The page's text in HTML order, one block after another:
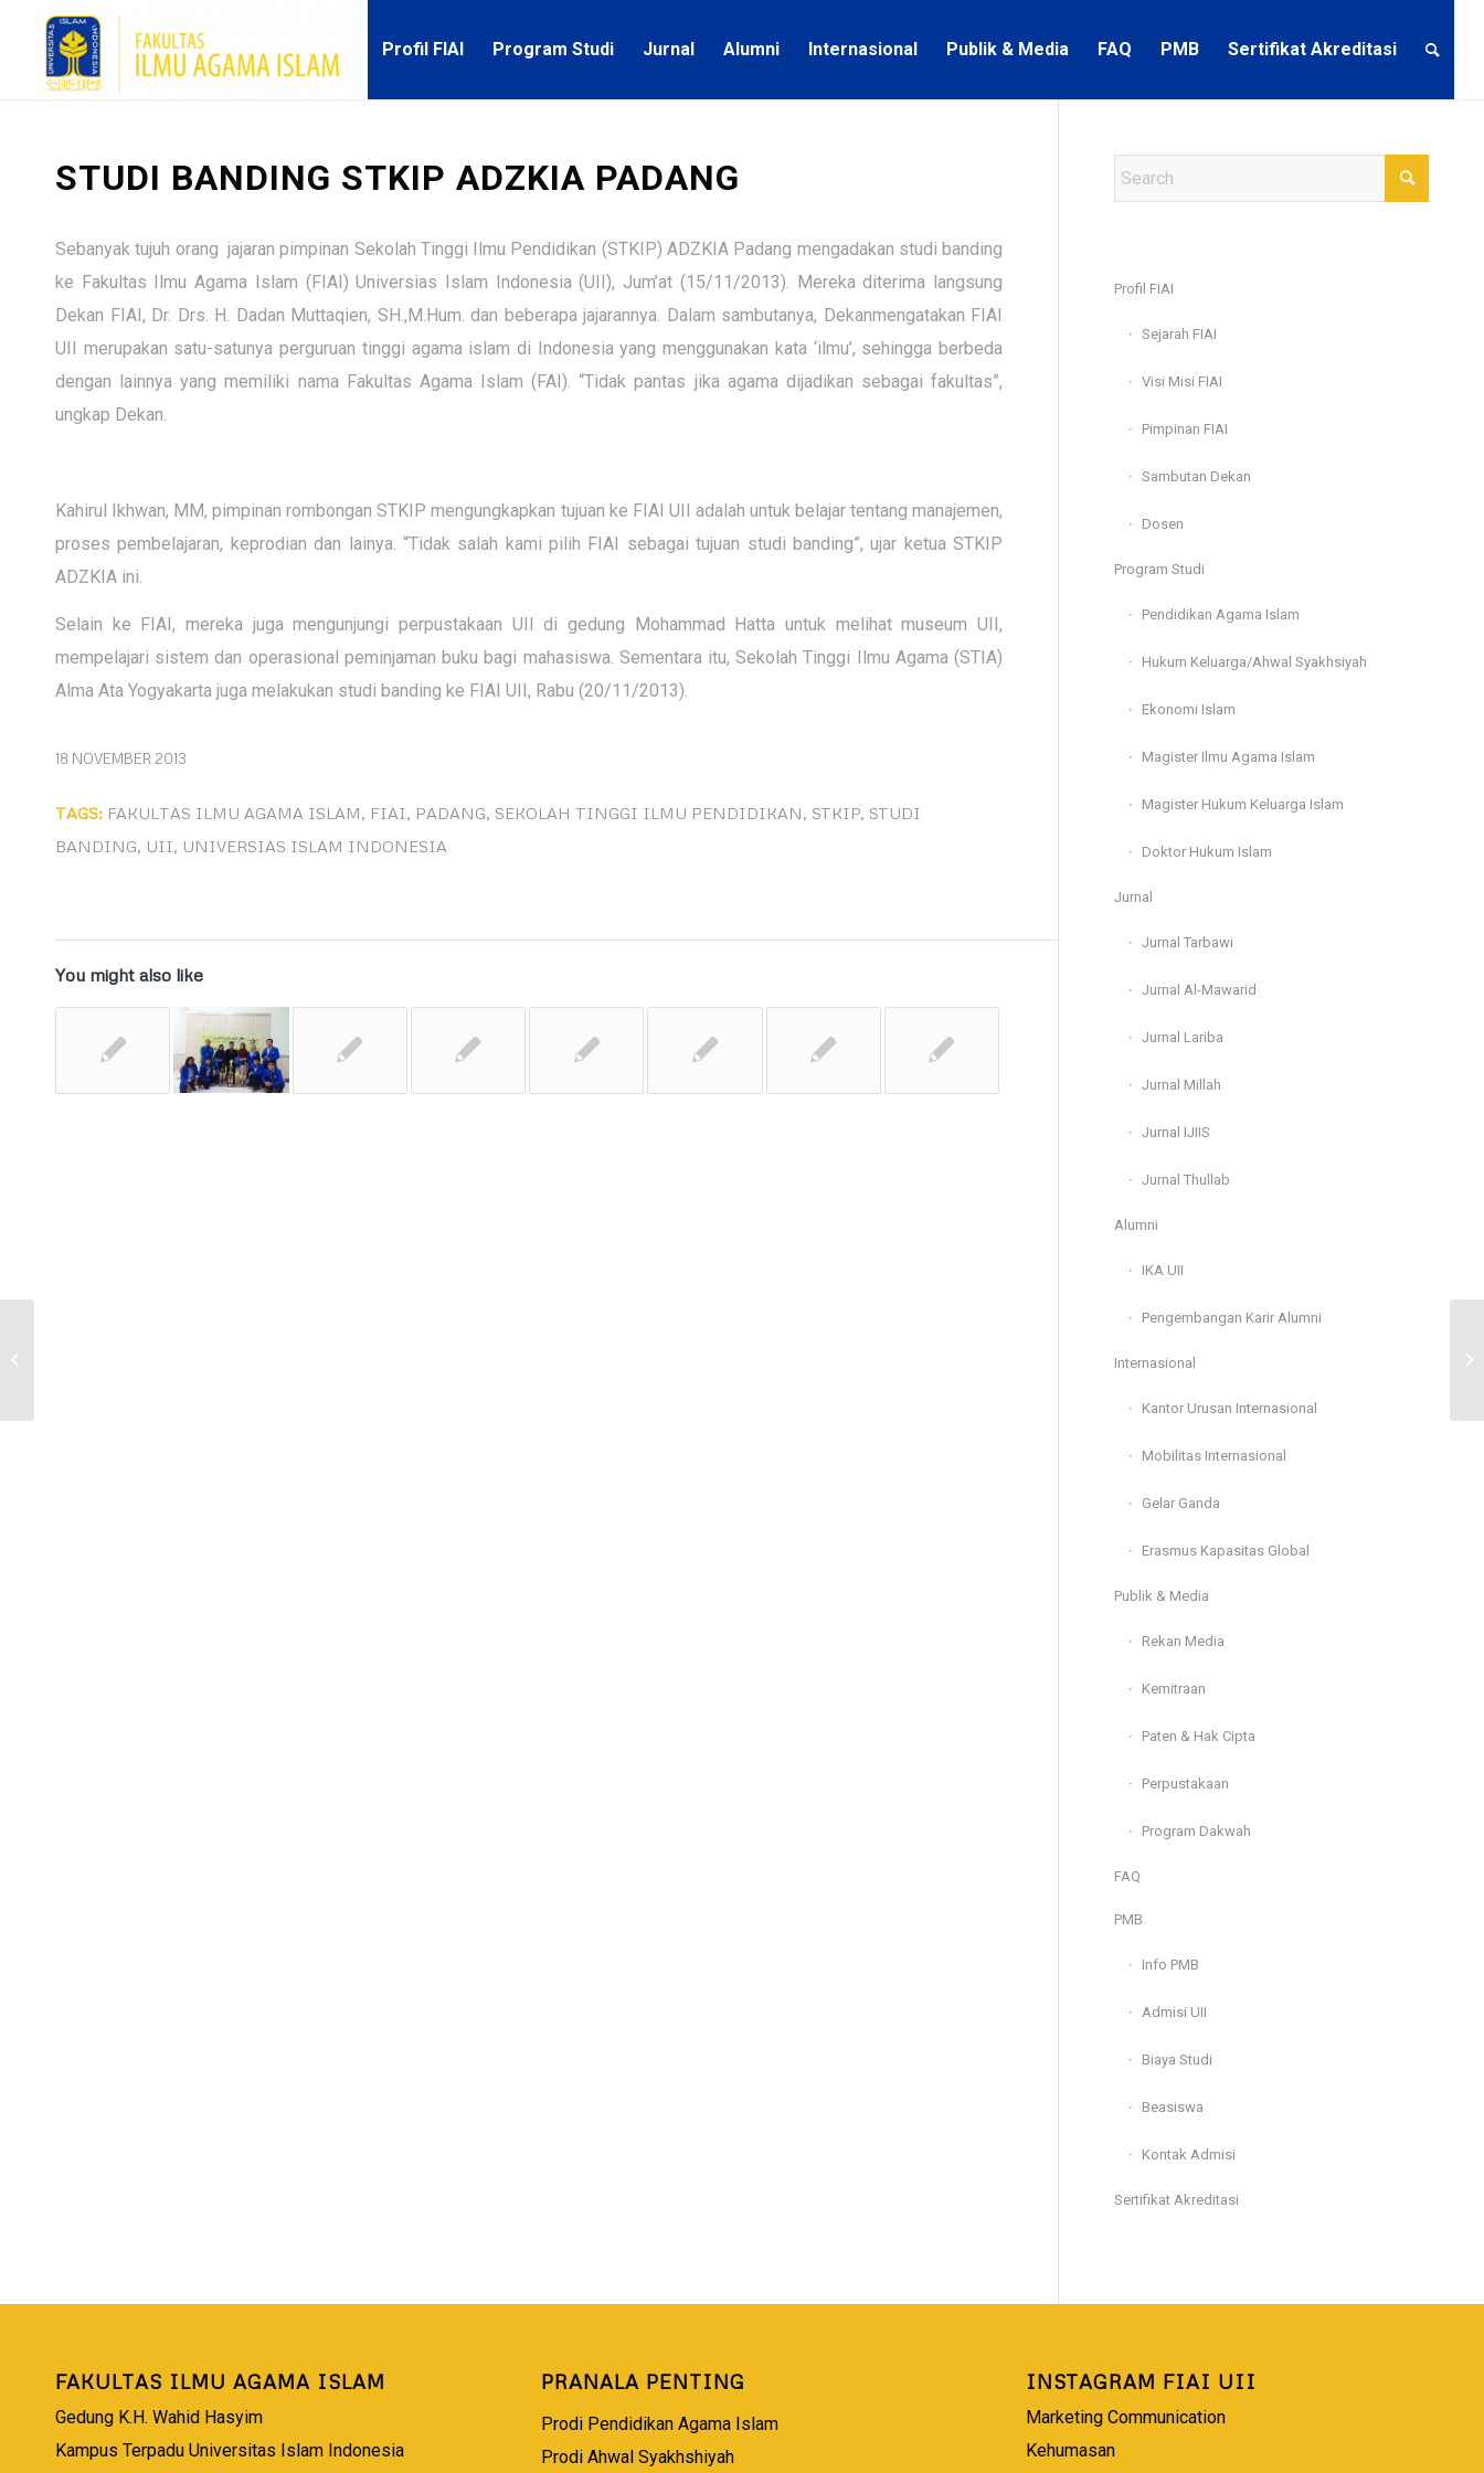
Profil FIAI Program Studi Jurnal Alumni Internasional Publik & Media FAQ PMB Sertifikat Akreditasi
STUDI BANDING STKIP ADZKIA PADANG
Sebanyak tujuh orang jajaran pimpinan Sekolah Tinggi Ilmu Pendidikan (STKIP) ADZKIA Padang mengadakan studi banding
ke Fakultas Ilmu Agama Islam (FIAI) Universias Islam Indonesia (UII), Jum’at (15/11/2013). Mereka diterima langsung
Dekan FIAI, Dr. Drs. H. Dadan Muttaqien, SH.,M.Hum. dan beberapa jajarannya. Dalam sambutanya, Dekanmengatakan FIAI
UII merupakan satu-satunya perguruan tinggi agama islam di Indonesia yang menggunakan kata ‘ilmu’, sehingga berbeda
dengan lainnya yang memiliki nama Fakultas Agama Islam (FAI). “Tidak pantas jika agama dijadikan sebagai fakultas”,
ungkap Dekan.
Kahirul Ikhwan, MM, pimpinan rombongan STKIP mengungkapkan tujuan ke FIAI UII adalah untuk belajar tentang manajemen,
proses pembelajaran, keprodian dan lainya. “Tidak salah kami pilih FIAI sebagai tujuan studi banding”, ujar ketua STKIP
ADZKIA ini.
Selain ke FIAI, mereka juga mengunjungi perpustakaan UII di gedung Mohammad Hatta untuk melihat museum UII,
mempelajari sistem dan operasional peminjaman buku bagi mahasiswa. Sementara itu, Sekolah Tinggi Ilmu Agama (STIA)
Alma Ata Yogyakarta juga melakukan studi banding ke FIAI UII, Rabu (20/11/2013).
18 NOVEMBER 2013
TAGS: FAKULTAS ILMU AGAMA ISLAM, FIAI, PADANG, SEKOLAH TINGGI ILMU PENDIDIKAN, STKIP, STUDI
BANDING, UII, UNIVERSIAS ISLAM INDONESIA
You might also like
Profil FIAI
Sejarah FIAI
Visi Misi FIAI
Pimpinan FIAI
Sambutan Dekan
Dosen
Program Studi
Pendidikan Agama Islam
Hukum Keluarga/Ahwal Syakhsiyah
Ekonomi Islam
Magister Ilmu Agama Islam
Magister Hukum Keluarga Islam
Doktor Hukum Islam
Jurnal
Jurnal Tarbawi
Jurnal Al-Mawarid
Jurnal Lariba
Jurnal Millah
Jurnal IJIIS
Jurnal Thullab
Alumni
IKA UII
Pengembangan Karir Alumni
Internasional
Kantor Urusan Internasional
Mobilitas Internasional
Gelar Ganda
Erasmus Kapasitas Global
Publik & Media
Rekan Media
Kemitraan
Paten & Hak Cipta
Perpustakaan
Program Dakwah
FAQ
PMB
Info PMB
Admisi UII
Biaya Studi
Beasiswa
Kontak Admisi
Sertifikat Akreditasi
FAKULTAS ILMU AGAMA ISLAM
Gedung K.H. Wahid Hasyim
Kampus Terpadu Universitas Islam Indonesia
PRANALA PENTING
Prodi Pendidikan Agama Islam
Prodi Ahwal Syakhshiyah
INSTAGRAM FIAI UII
Marketing Communication
Kehumasan